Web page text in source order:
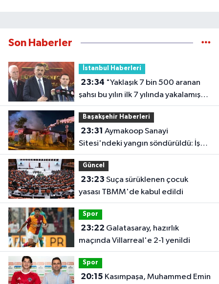
Son Haberler
İstanbul Haberleri
23:34
şahsı bu yılın ilk 7 yılında yakalamış
durumdayız"
Başakşehir Haberleri
23:31
Sitesi'ndeki yangın söndürüldü: İş
yeri kullanılamaz hale geldi
Güncel
23:23
yasası TBMM'de kabul edildi
Spor
23:22
maçında Villarreal'e 2-1 yenildi
Spor
20:15